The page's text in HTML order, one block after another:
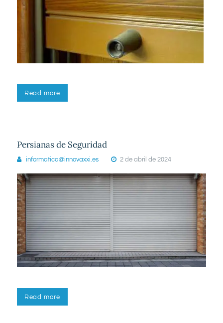
Read more
Persianas de Seguridad
informatica@innovaxxi.es 2 de abril de 2024
Read more